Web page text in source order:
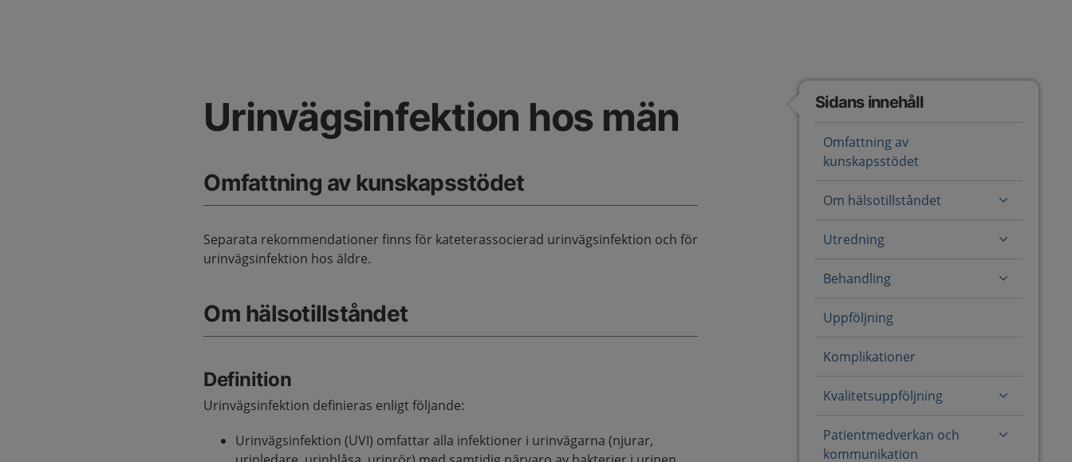
Urinvägsinfektion hos män
Omfattning av kunskapsstödet
Separata rekommendationer finns för kateterassocierad urinvägsinfektion och för
urinvägsinfektion hos äldre.
Om hälsotillståndet
Definition
Urinvägsinfektion definieras enligt följande:
Urinvägsinfektion (UVI) omfattar alla infektioner i urinvägarna (njurar,
Sidans innehåll
Omfattning av
kunskapsstödet
Om hälsotillståndet
Utredning
Behandling
Uppföljning
Komplikationer
Kvalitetsuppföljning
Patientmedverkan och
kommunikation